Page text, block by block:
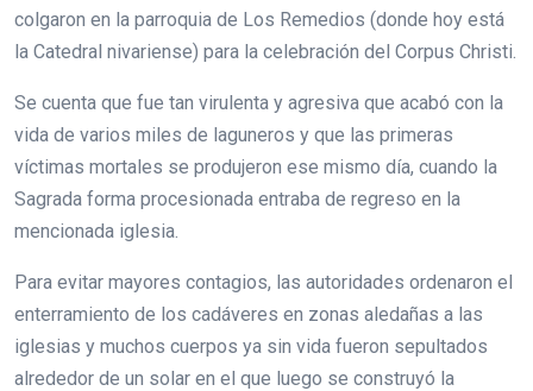
colgaron en la parroquia de Los Remedios (donde hoy está
la Catedral nivariense) para la celebración del Corpus Christi.
Se cuenta que fue tan virulenta y agresiva que acabó con la
vida de varios miles de laguneros y que las primeras
víctimas mortales se produjeron ese mismo día, cuando la
Sagrada forma procesionada entraba de regreso en la
mencionada iglesia.
Para evitar mayores contagios, las autoridades ordenaron el
enterramiento de los cadáveres en zonas aledañas a las
iglesias y muchos cuerpos ya sin vida fueron sepultados
alrededor de un solar en el que luego se construyó la